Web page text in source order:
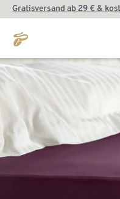
Gratisversand ab 29 € &